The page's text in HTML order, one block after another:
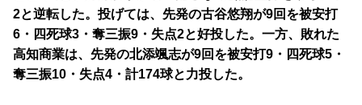
2と逆転した。投げては、先発の古谷悠翔が9回を被安打
6・四死球3・奪三振9・失点2と好投した。一方、敗れた
高知商業は、先発の北添颯志が9回を被安打9・四死球5・
奪三振10・失点4・計174球と力投した。